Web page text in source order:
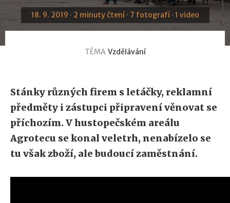
18. 9. 2019 · 2 minuty čtení · 7 fotografí · 1 video
TÉMA Vzdělávání
Stánky různých firem s letáčky, reklamní
předměty i zástupci připravení věnovat se
příchozím. V hustopečském areálu
Agrotecu se konal veletrh, nenabízelo se
tu však zboží, ale budoucí zaměstnání.